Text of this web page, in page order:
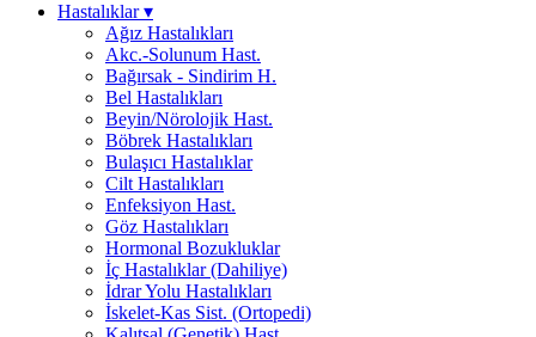
Hastalıklar▾
Ağız Hastalıkları
Akc.-Solunum Hast.
Bağırsak - Sindirim H.
Bel Hastalıkları
Beyin/Nörolojik Hast.
Böbrek Hastalıkları
Bulaşıcı Hastalıklar
Cilt Hastalıkları
Enfeksiyon Hast.
Göz Hastalıkları
Hormonal Bozukluklar
İç Hastalıklar (Dahiliye)
İdrar Yolu Hastalıkları
İskelet-Kas Sist. (Ortopedi)